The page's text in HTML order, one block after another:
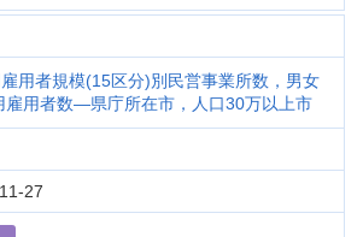
用者規模(15区分)別民営事業所数，男女
雇用者数―県庁所在市，人口30万以上市
27